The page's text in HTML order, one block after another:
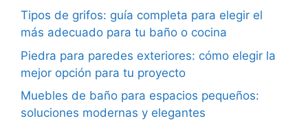
Tipos de grifos: guía completa para elegir el
más adecuado para tu baño o cocina
Piedra para paredes exteriores: cómo elegir la
mejor opción para tu proyecto
Muebles de baño para espacios pequeños:
soluciones modernas y elegantes